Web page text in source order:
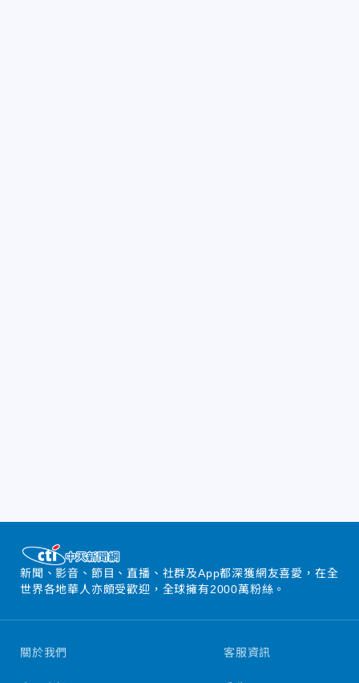
新聞、影音、節目、直播、社群及App都深獲網友喜愛，在全
世界各地華人亦頗受歡迎，全球擁有2000萬粉絲。
關於我們 客服資訊